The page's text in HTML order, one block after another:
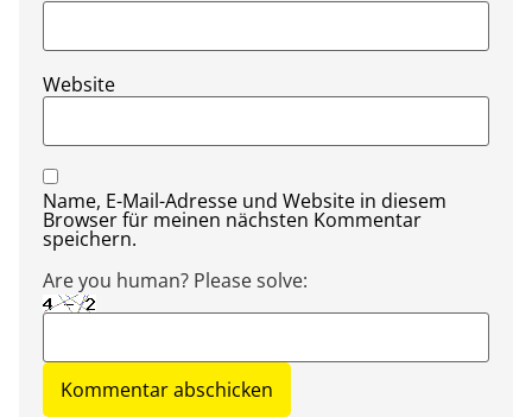
Website
Name, E-Mail-Adresse und Website in diesem
Browser für meinen nächsten Kommentar
speichern.
Are you human? Please solve: